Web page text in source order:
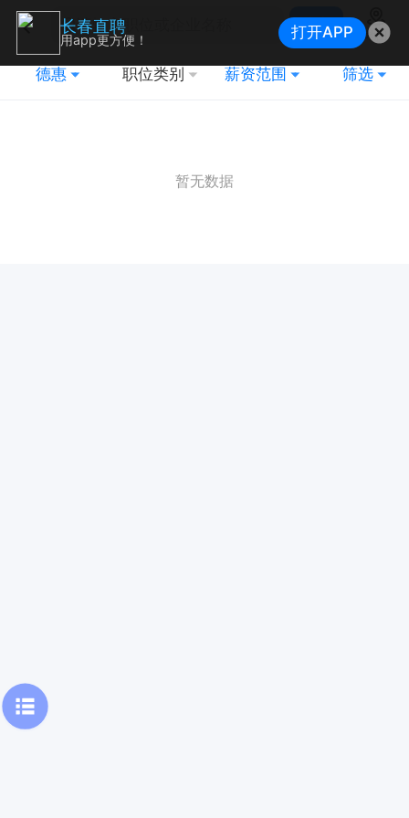
搜索
地图
德惠 职位类别 薪资范围 筛选
暂无数据
长春直聘
用app更方便！ 打开APP